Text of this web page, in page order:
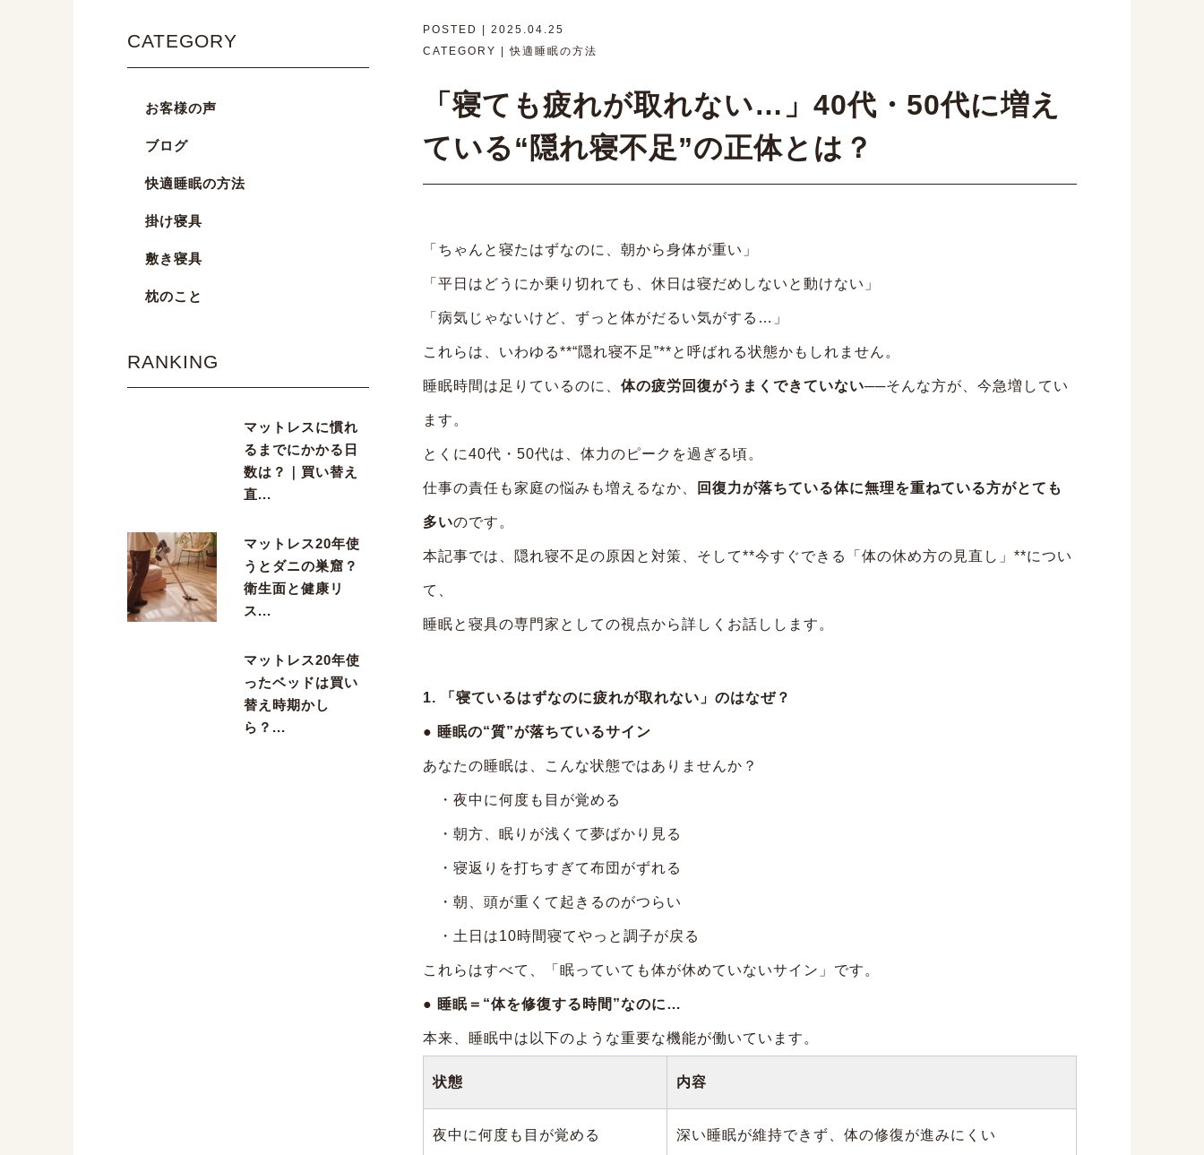
POSTED | 2025.04.25
CATEGORY | 快適睡眠の方法
「寝ても疲れが取れない…」40代・50代に増え
ている“隠れ寝不足”の正体とは？
「ちゃんと寝たはずなのに、朝から身体が重い」
「平日はどうにか乗り切れても、休日は寝だめしないと動けない」
「病気じゃないけど、ずっと体がだるい気がする…」
これらは、いわゆる**“隠れ寝不足”**と呼ばれる状態かもしれません。
睡眠時間は足りているのに、 体の疲労回復がうまくできていない──そんな方が、今急増してい
ます。
とくに40代・50代は、体力のピークを過ぎる頃。
仕事の責任も家庭の悩みも増えるなか、 回復力が落ちている体に無理を重ねている方がとても
多いのです。
本記事では、隠れ寝不足の原因と対策、そして**今すぐできる「体の休め方の見直し」**につい
て、
睡眠と寝具の専門家としての視点から詳しくお話しします。
1. 「寝ているはずなのに疲れが取れない」のはなぜ？
● 睡眠の“質”が落ちているサイン
あなたの睡眠は、こんな状態ではありませんか？
・夜中に何度も目が覚める
・朝方、眠りが浅くて夢ばかり見る
・寝返りを打ちすぎて布団がずれる
・朝、頭が重くて起きるのがつらい
・土日は10時間寝てやっと調子が戻る
これらはすべて、「眠っていても体が休めていないサイン」です。
● 睡眠＝“体を修復する時間”なのに…
本来、睡眠中は以下のような重要な機能が働いています。
状態 内容
夜中に何度も目が覚める 深い睡眠が維持できず、体の修復が進みにくい
CATEGORY
お客様の声
ブログ
快適睡眠の方法
掛け寝具
敷き寝具
枕のこと
RANKING
マットレスに慣れ
るまでにかかる日
数は？｜買い替え
直...
マットレス20年使
うとダニの巣窟？
衛生面と健康リ
ス...
マットレス20年使
ったベッドは買い
替え時期かし
ら？...